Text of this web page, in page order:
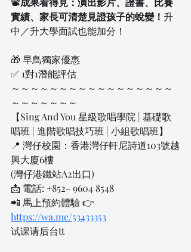
實績、家長可清楚見證孩子的蛻變！ 升
中／升大學面試也能加分！
🎁 早鳥獨家優惠
✅ 1對1潛能評估
～～～～～～～～～～～～～～～～～
～～～～～～～
【Sing And You 星級歌唱學院 | 基礎歌
唱班 | 進階歌唱技巧班 | 小組歌唱班】
📍 灣仔校園：香港灣仔軒尼詩道103號越
興大廈6樓
(灣仔港鐵站A2出口)
📩 電話: +852- 9604 8548
📲 馬上預約體驗 👉
https://wa.me/53433353
试课请后台tt